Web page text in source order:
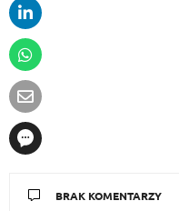
BRAK KOMENTARZY